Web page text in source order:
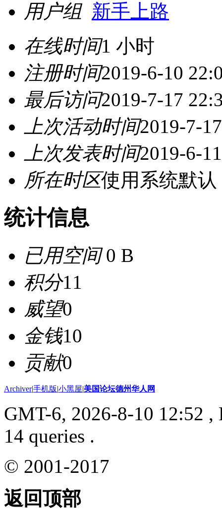
用户组 新手上路
在线时间1 小时
注册时间2019-6-10
最后访问2019-7-17
上次活动时间2019-7-
上次发表时间2019-6-
所在时区使用系统默认
统计信息
已用空间0 B
积分11
威望0
金钱10
贡献0
Archiver|手机版|小黑屋|美国论坛德州华人网
GMT-6, 2026-8-10 12:52 ,
14 queries .
© 2001-2017
返回顶部